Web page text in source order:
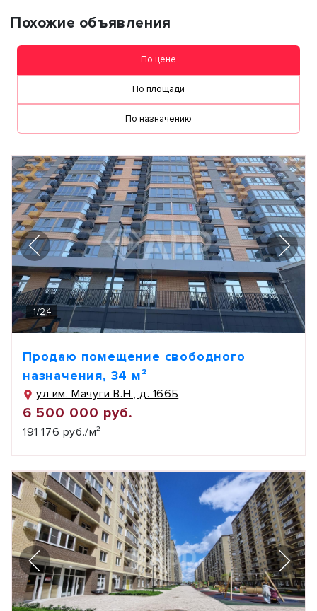
Похожие объявления
По цене
По площади
По назначению
1/24
Продаю помещение свободного
назначения, 34 м²
ул им. Мачуги В.Н., д. 166Б
6 500 000 руб.
191 176 руб./м²